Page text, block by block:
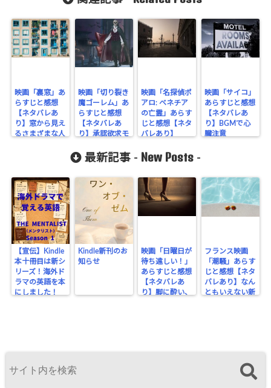
映画「裏窓」あ
らすじと感想
【ネタバレあ
り】窓から見え
るさまざまな人
映画「切り裂き
魔ゴーレム」あ
らすじと感想
【ネタバレあ
り】承認欲求モ
映画「名探偵ポ
アロ: ベネチア
の亡霊」あらす
じと感想【ネタ
バレあり】
映画「サイコ」
あらすじと感想
【ネタバレあ
り】BGMで心
臓注意
最新記事 - New Posts -
【宣伝】Kindle
本十冊目は新シ
リーズ！海外ド
ラマの英語を本
にしました！
Kindle新刊のお
知らせ
映画「日曜日が
待ち遠しい！」
あらすじと感想
【ネタバレあ
り】脚に酔い、
フランス映画
「潮騒」あらす
じと感想【ネタ
バレあり】なん
ともいえない新